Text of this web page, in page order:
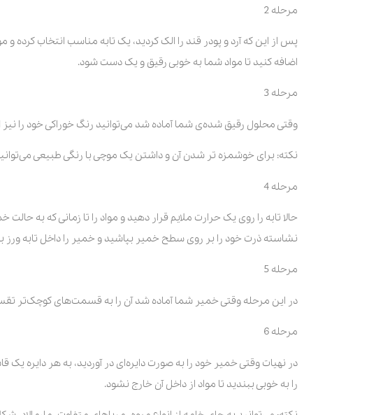
مرحله 2
پس از این که آرد و پودر قند را الک کردید، یک تابه مناسب انتخاب کرده
اضافه کنید تا مواد شما به خوبی رقیق و یک دست شود.
مرحله 3
وقتی محلول رقیق شده‌ی شما آماده شد می‌توانید رنگ خوراکی خود را نیز
نکته: برای خوشمزه تر شدن آن و داشتن یک موچی با رنگی طبیعی
مرحله 4
حالا تابه را روی یک حرارت ملایم قرار دهید و مواد را تا زمانی که
نشاسته ذرت خود را بر روی سطح خمیر بپاشید و خمیر را داخل تابه
مرحله 5
در این مرحله وقتی خمیر شما آماده شد آن را به قسمت‌های کوچک‌تر
مرحله 6
در نهیات وقتی خمیر خود را به صورت دایره‌ای در آوردید، به هر دایره یک
را به خوبی ببندید تا مواد از داخل آن خارج نشود.